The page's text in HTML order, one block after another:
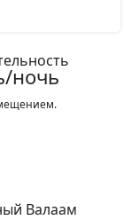
ночь
Валаам